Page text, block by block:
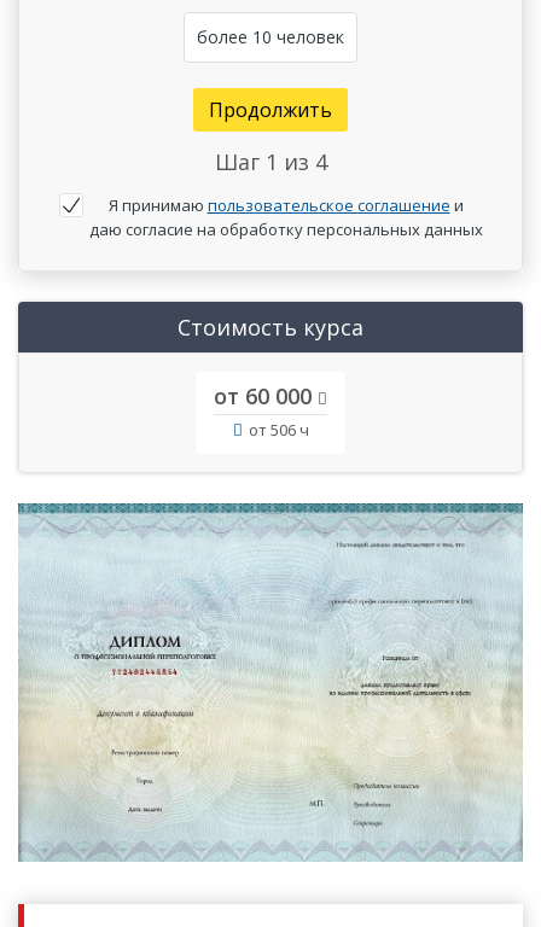
более 10 человек
Продолжить
Шаг 1 из 4
Я принимаю пользовательское соглашение и
даю согласие на обработку персональных данных
Стоимость курса
от 60 000
от 506 ч